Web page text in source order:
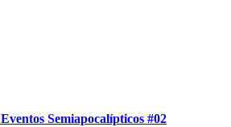
Eventos Semiapocalípticos #02